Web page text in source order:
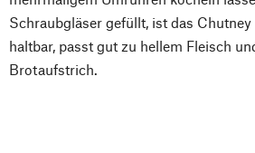
Schraubgläser gefüllt, ist das
haltbar, passt gut zu hellem Fleisch
Brotaufstrich.